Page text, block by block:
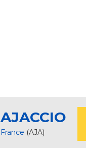
AJACCIO
France (AJA)